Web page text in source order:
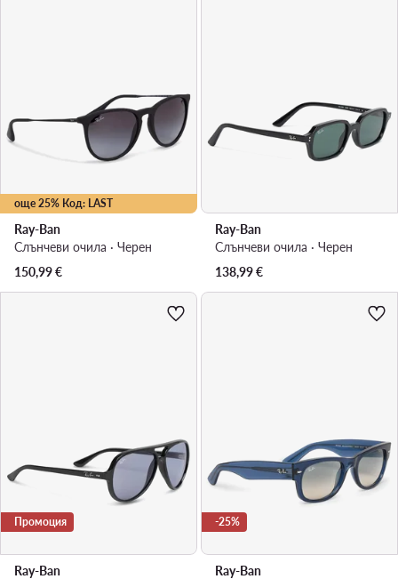
още 25% Код: LAST
Ray-Ban
Слънчеви очила · Черен
150,99€
Ray-Ban
Слънчеви очила · Черен
138,99€
Промоция
Ray-Ban
-25%
Ray-Ban